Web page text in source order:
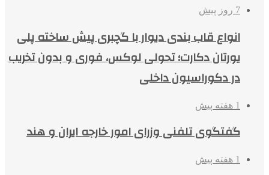
7 روز پیش
انواع قاب بندی دیوار با گچبری پیش ساخته پلی
یورتان دکارت؛ تحولی لوکس، فوری و بدون تخریب
در دکوراسیون داخلی
1 هفته پیش
گفتگوی تلفنی وزرای امور خارجه ایران و هند
1 هفته پیش